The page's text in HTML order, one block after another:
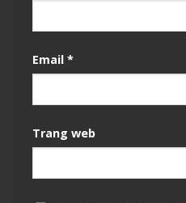
Email *
Trang web